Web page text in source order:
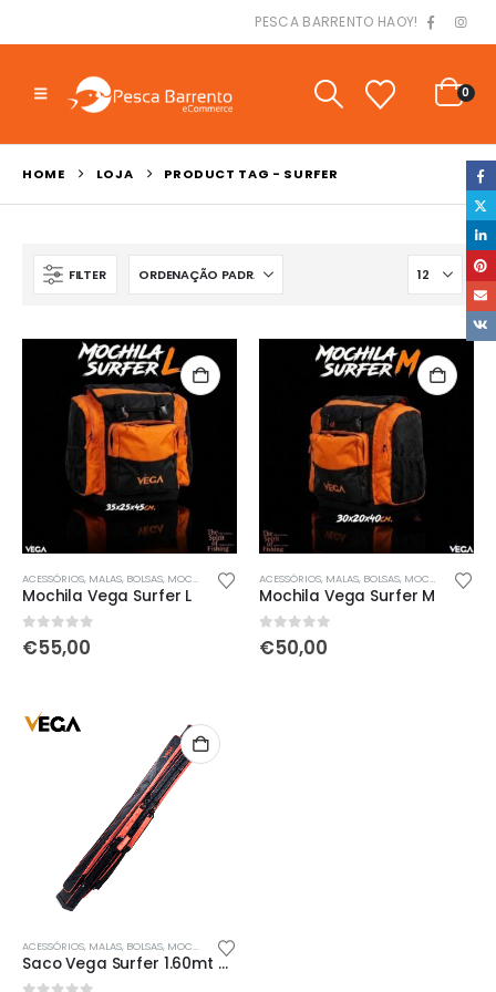
PESCA BARRENTO HAOY!
0
HOME LOJA PRODUCT TAG - SURFER
FILTER
ACESSÓRIOS, MALAS, BOLSAS, MOCHILAS & SACOS ,NOVIDADES,ÚLTIMAS ENTRADAS
Mochila Vega Surfer L
0out of 5
€55,00
ACESSÓRIOS, MALAS, BOLSAS, MOCHILAS & SACOS
Mochila Vega Surfer M
0out of 5
€50,00
ACESSÓRIOS, MALAS, BOLSAS, MOCHILAS & SACOS
Saco Vega Surfer 1.60mt para canas